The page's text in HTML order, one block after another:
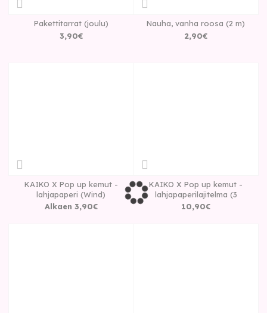
Pakettitarrat (joulu)
3,90€
Nauha, vanha roosa (2 m)
2,90€
KAIKO X Pop up kemut -
lahjapaperi (Wind)
Alkaen 3,90€
KAIKO X Pop up kemut -
lahjapaperilajitelma (3
10,90€